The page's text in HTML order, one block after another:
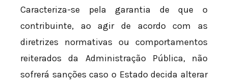
Caracteriza-se pela garantia de que o
contribuinte, ao agir de acordo com as
diretrizes normativas ou comportamentos
reiterados da Administração Pública, não
sofrerá sanções caso o Estado decida alterar